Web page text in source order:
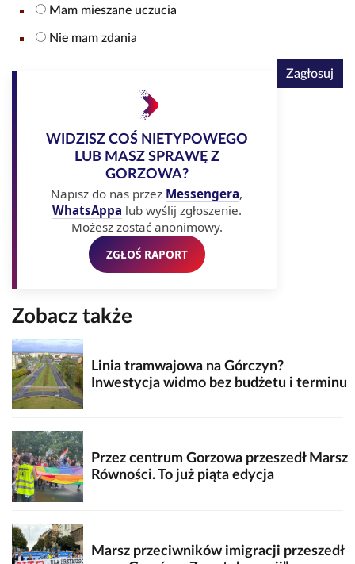
Mam mieszane uczucia
Nie mam zdania
Zagłosuj
WIDZISZ COŚ NIETYPOWEGO
LUB MASZ SPRAWĘ Z
GORZOWA?
Napisz do nas przez Messengera,
WhatsAppa lub wyślij zgłoszenie.
Możesz zostać anonimowy.
ZGŁOŚ RAPORT
Zobacz także
Linia tramwajowa na Górczyn?
Inwestycja widmo bez budżetu i terminu
Przez centrum Gorzowa przeszedł Marsz
Równości. To już piąta edycja
Marsz przeciwników imigracji przeszedł